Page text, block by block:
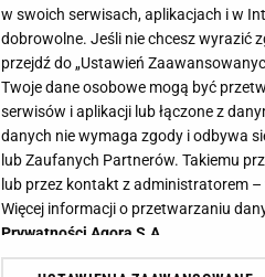
w swoich serwisach, aplikacjach i w
dobrowolne. Jeśli nie chcesz wyrazić
przejdź do „Ustawień
Twoje dane osobowe mogą być
serwisów i aplikacji lub łączone z
danych nie wymaga zgody i odbywa
lub Zaufanych Partnerów. Takiemu
lub przez kontakt z administratorem
Więcej informacji o przetwarzaniu
Prywatności Agora S.A.